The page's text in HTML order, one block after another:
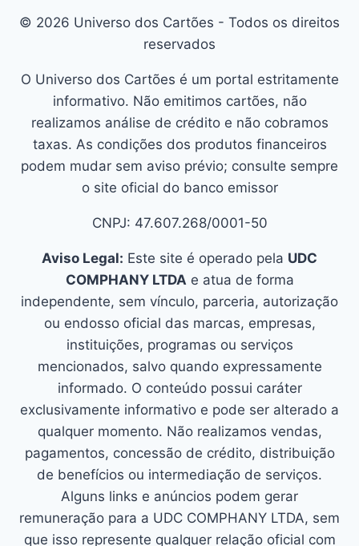
© 2026 Universo dos Cartões - Todos os direitos
reservados
O Universo dos Cartões é um portal estritamente
informativo. Não emitimos cartões, não
realizamos análise de crédito e não cobramos
taxas. As condições dos produtos financeiros
podem mudar sem aviso prévio; consulte sempre
o site oficial do banco emissor
CNPJ: 47.607.268/0001-50
Aviso Legal: Este site é operado pela UDC
COMPHANY LTDAe atua de forma
independente, sem vínculo, parceria, autorização
ou endosso oficial das marcas, empresas,
instituições, programas ou serviços
mencionados, salvo quando expressamente
informado. O conteúdo possui caráter
exclusivamente informativo e pode ser alterado a
qualquer momento. Não realizamos vendas,
pagamentos, concessão de crédito, distribuição
de benefícios ou intermediação de serviços.
Alguns links e anúncios podem gerar
remuneração para a UDC COMPHANY LTDA, sem
que isso represente qualquer relação oficial com